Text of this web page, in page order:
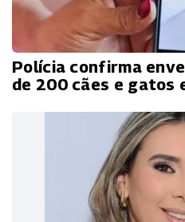
Polícia confirma
de 200 cães e gatos